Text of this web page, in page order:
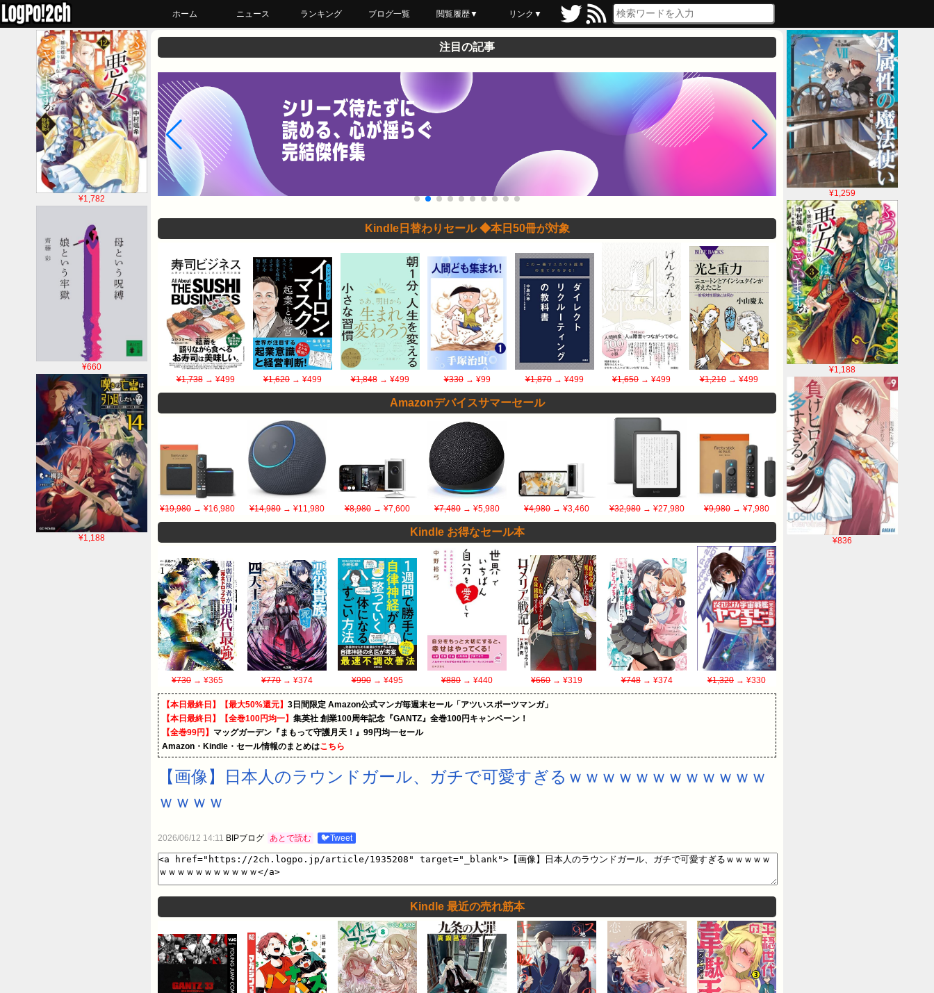
ホーム ニュース ランキング ブログ一覧 閲覧履歴▼
最近読んだ
あとで読む
ブックマーク
リンク▼
¥1,259
¥1,188
¥836
¥1,782
¥660
¥1,188
注目の記事
Kindle日替わりセール ◆本日50冊が対象
¥1,738→ ¥499 ¥1,620 → ¥499 ¥1,848→ ¥499 ¥330→ ¥99 ¥1,870→ ¥499 ¥1,650 → ¥499 ¥1,210→ ¥499
Amazonデバイスサマーセール
¥19,980 → ¥16,980 ¥14,980→ ¥11,980 ¥8,980→ ¥7,600 ¥7,480→ ¥5,980 ¥4,980→ ¥3,460 ¥32,980→ ¥27,980 ¥9,980→ ¥7,980
Kindle お得なセール本
¥730 → ¥365 ¥770→ ¥374 ¥990→ ¥495 ¥880→ ¥440 ¥660→ ¥319 ¥748→ ¥374 ¥1,320→ ¥330
【本日最終日】【最大50%還元】 3日間限定 Amazon公式マンガ毎週末セール「アツいスポーツマンガ」
【本日最終日】【全巻100円均一】 集英社 創業100周年記念『GANTZ』全巻100円キャンペーン！
【全巻99円】 マッグガーデン『まもって守護月天！』99円均一セール
Amazon・Kindle・セール情報のまとめはこちら
【画像】日本人のラウンドガール、ガチで可愛すぎるｗｗｗｗｗｗｗｗｗｗｗｗ
ｗｗｗｗ
2026/06/12 14:11 BIPブログ あとで読む 🐦Tweet
Kindle 最近の売れ筋本